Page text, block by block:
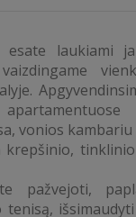
esate laukiami
vonios
krepšinio,
pažvejoti,
tenisą,